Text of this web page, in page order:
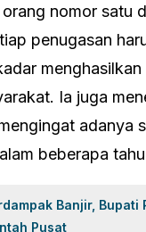
orang nomor satu
penugasan
Ia juga
adanya
beberapa
Banjir,
Pusat